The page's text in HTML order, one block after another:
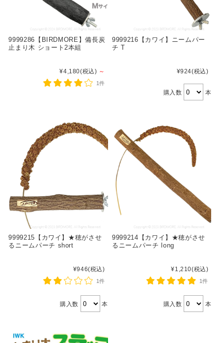
9999286【BIRDMORE】備長炭
止まり木 ショート2本組
¥4,180(税込) ～
1件
9999216【カワイ】ニームパー
チ T
¥924(税込)
購入数 本
9999215【カワイ】★穂がさせ
るニームパーチ short
¥946(税込)
1件
購入数 本
9999214【カワイ】★穂がさせ
るニームパーチ long
¥1,210(税込)
1件
購入数 本